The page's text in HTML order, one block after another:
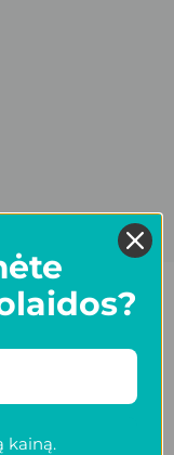
kainą.